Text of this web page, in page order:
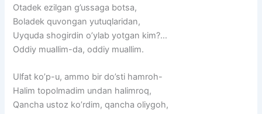
Otadek ezilgan g’ussaga botsa,
Boladek quvongan yutuqlaridan,
Uyquda shogirdin o’ylab yotgan kim?…
Oddiy muallim-da, oddiy muallim.
Ulfat ko’p-u, ammo bir do’sti hamroh-
Halim topolmadim undan halimroq,
Qancha ustoz ko’rdim, qancha oliygoh,